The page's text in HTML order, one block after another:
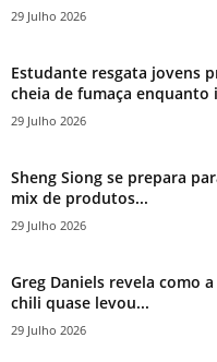
29 Julho 2026
Estudante resgata jovens
cheia de fumaça enquanto
29 Julho 2026
Sheng Siong se prepara
mix de produtos...
29 Julho 2026
Greg Daniels revela como
chili quase levou...
29 Julho 2026